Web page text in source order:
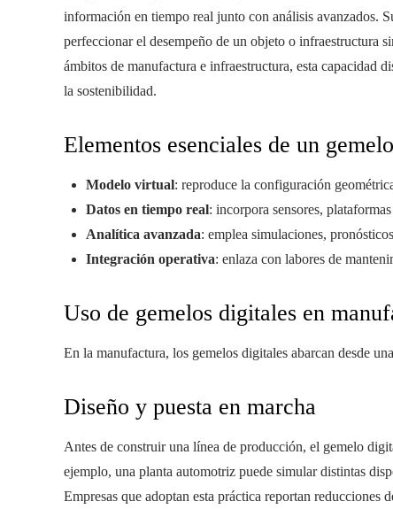
información en tiempo real junto con análisis avanzados.
perfeccionar el desempeño de un objeto o infraestructura
ámbitos de manufactura e infraestructura, esta capacidad
la sostenibilidad.
Elementos esenciales de un
Modelo virtual: reproduce la configuración
Datos en tiempo real: incorpora sensores,
Analítica avanzada: emplea simulaciones,
Integración operativa: enlaza con labores de
Uso de gemelos digitales en
En la manufactura, los gemelos digitales abarcan desde
Diseño y puesta en marcha
Antes de construir una línea de producción, el gemelo
ejemplo, una planta automotriz puede simular distintas
Empresas que adoptan esta práctica reportan reducciones